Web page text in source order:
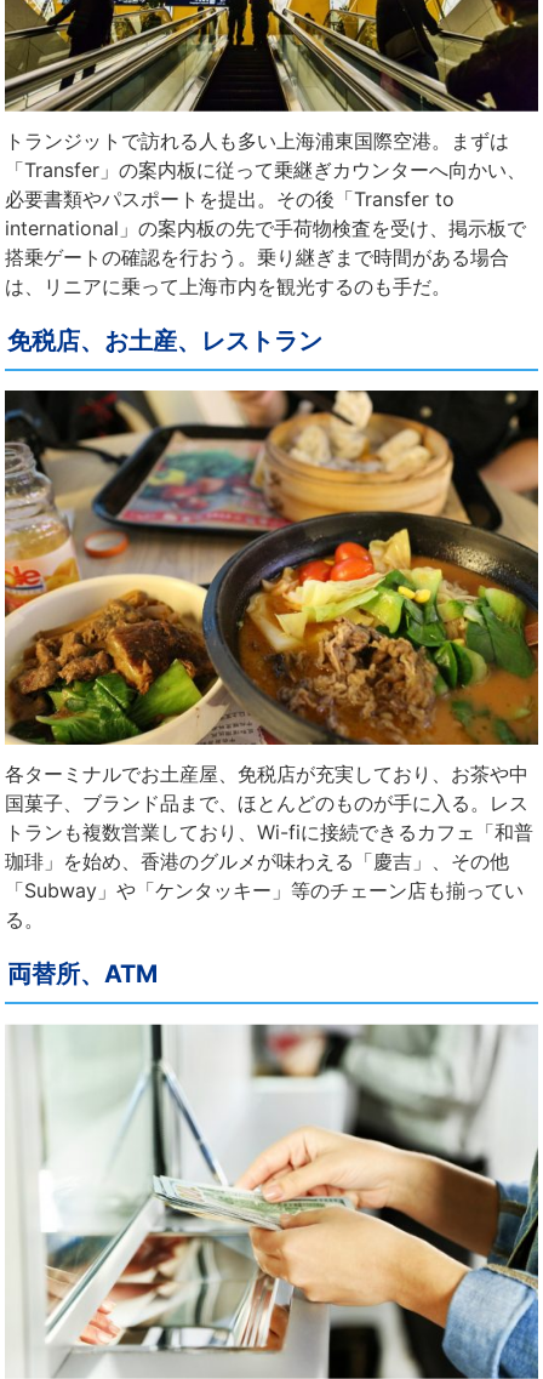
トランジットで訪れる人も多い上海浦東国際空港。まずは
「Transfer」の案内板に従って乗継ぎカウンターへ向かい、
必要書類やパスポートを提出。その後「Transfer to
international」の案内板の先で手荷物検査を受け、掲示板で
搭乗ゲートの確認を行おう。乗り継ぎまで時間がある場合
は、リニアに乗って上海市内を観光するのも手だ。
免税店、お土産、レストラン
各ターミナルでお土産屋、免税店が充実しており、お茶や中
国菓子、ブランド品まで、ほとんどのものが手に入る。レス
トランも複数営業しており、Wi-fiに接続できるカフェ「和普
珈琲」を始め、香港のグルメが味わえる「慶吉」、その他
「Subway」や「ケンタッキー」等のチェーン店も揃ってい
る。
両替所、ATM